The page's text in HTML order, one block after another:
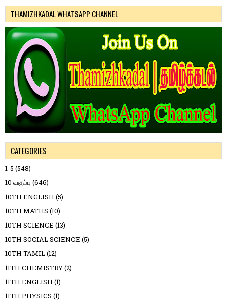
THAMIZHKADAL WHATSAPP CHANNEL
CATEGORIES
1-5 (548)
10 வகுப்பு (646)
10TH ENGLISH (5)
10TH MATHS (10)
10TH SCIENCE (13)
10TH SOCIAL SCIENCE (5)
10TH TAMIL(12)
11TH CHEMISTRY(2)
11TH ENGLISH (1)
11TH PHYSICS (1)